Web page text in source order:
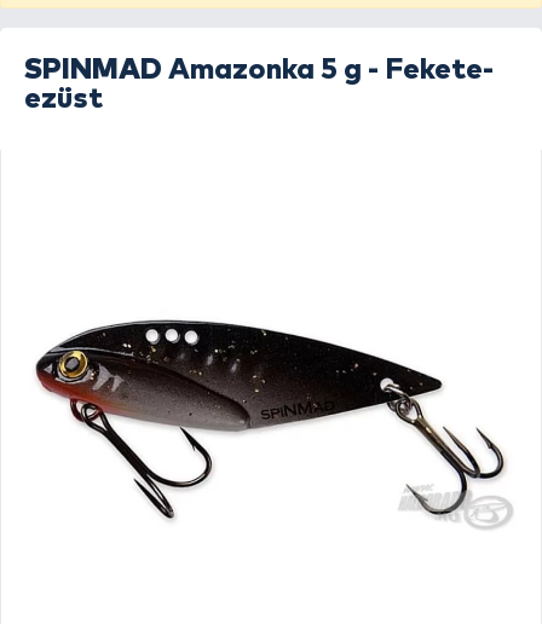
SPINMAD Amazonka 5 g - Fekete-
ezüst